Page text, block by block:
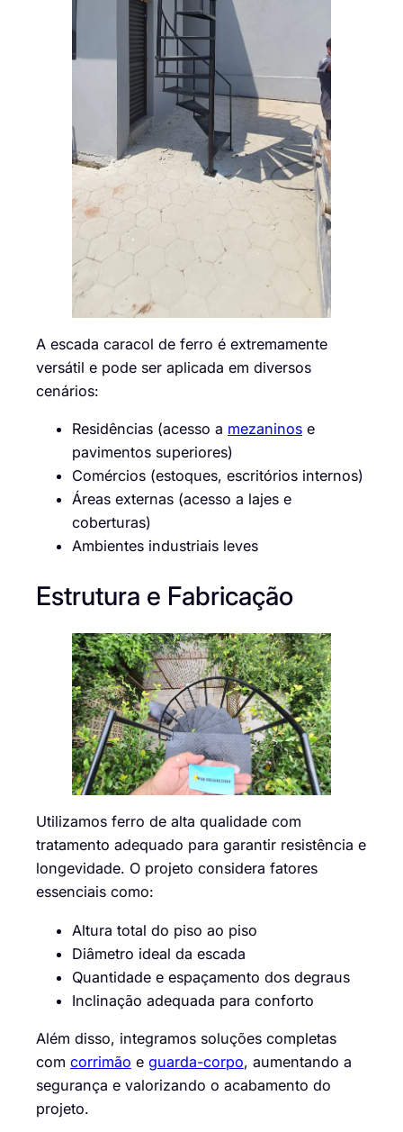
A escada caracol de ferro é extremamente
versátil e pode ser aplicada em diversos
cenários:
Residências (acesso a mezaninos e
pavimentos superiores)
Comércios (estoques, escritórios internos)
Áreas externas (acesso a lajes e
coberturas)
Ambientes industriais leves
Estrutura e Fabricação
Utilizamos ferro de alta qualidade com
tratamento adequado para garantir resistência e
longevidade. O projeto considera fatores
essenciais como:
Altura total do piso ao piso
Diâmetro ideal da escada
Quantidade e espaçamento dos degraus
Inclinação adequada para conforto
Além disso, integramos soluções completas
com corrimão e guarda-corpo, aumentando a
segurança e valorizando o acabamento do
projeto.